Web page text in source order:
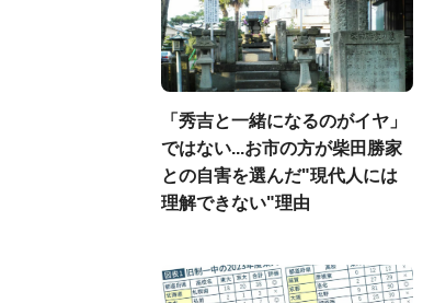
「秀吉と一緒になるのがイヤ」
ではない...お市の方が柴田勝家
との自害を選んだ"現代人には
理解できない"理由